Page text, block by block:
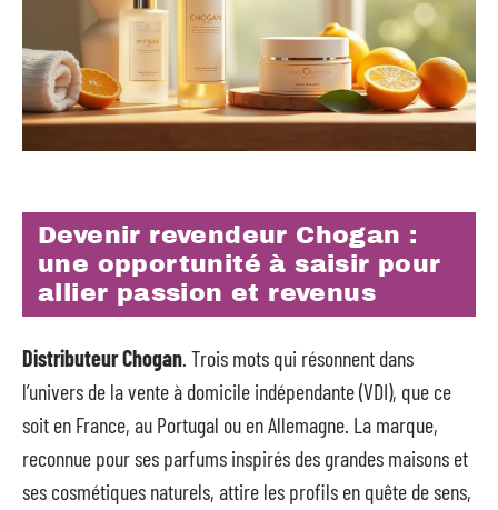
Devenir revendeur Chogan :
une opportunité à saisir pour
allier passion et revenus
Distributeur Chogan. Trois mots qui résonnent dans
l’univers de la vente à domicile indépendante (VDI), que ce
soit en France, au Portugal ou en Allemagne. La marque,
reconnue pour ses parfums inspirés des grandes maisons et
ses cosmétiques naturels, attire les profils en quête de sens,